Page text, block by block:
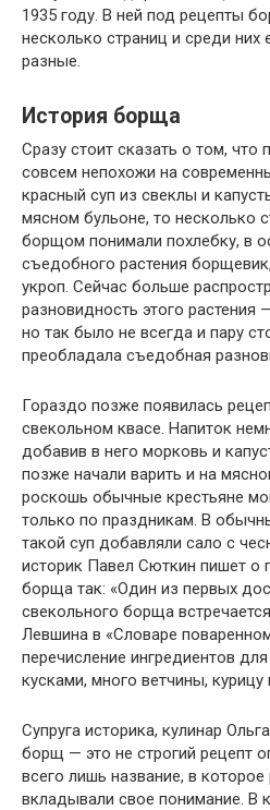
1935 году. В ней под рецепты
несколько страниц и среди них
разные.
История борща
Сразу стоит сказать о том,
совсем непохожи на
красный суп из свеклы и
мясном бульоне, то несколько
борщом понимали похлебку, в
съедобного растения
укроп. Сейчас больше
разновидность этого
но так было не всегда и пару
преобладала съедобная
Гораздо позже появилась
свекольном квасе. Напиток
добавив в него морковь и
позже начали варить и на
роскошь обычные крестьяне
только по праздникам. В
такой суп добавляли сало с
историк Павел Сюткин пишет о
борща так: «Один из первых
свекольного борща
Левшина в «Словаре
перечисление ингредиентов
кусками, много ветчины, курицу
Супруга историка, кулинар
борщ — это не строгий рецепт
всего лишь название, в
вкладывали свое понимание. В